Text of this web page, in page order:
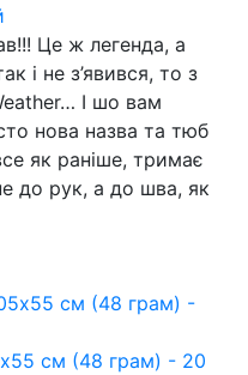
Це ж легенда, а
і не з’явився, то з
І шо вам
нова назва та тюб
як раніше, тримає
до рук, а до шва, як
см (48 грам) - 20